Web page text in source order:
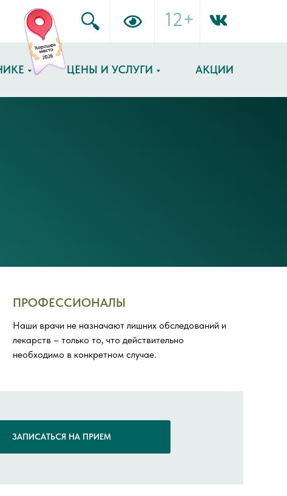
12+
ЦЕНЫ И УСЛУГИ АКЦИИ
ПРОФЕССИОНАЛЫ
Наши врачи не назначают лишних обследований и
лекарств – только то, что действительно
необходимо в конкретном случае.
ЗАПИСАТЬСЯ НА ПРИЕМ